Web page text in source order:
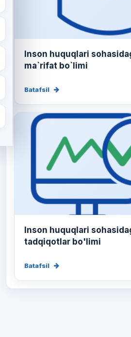
Inson huquqlari
ma`rifat bo`limi
Batafsil
Inson huquqlari
tadqiqotlar bo'limi
Batafsil